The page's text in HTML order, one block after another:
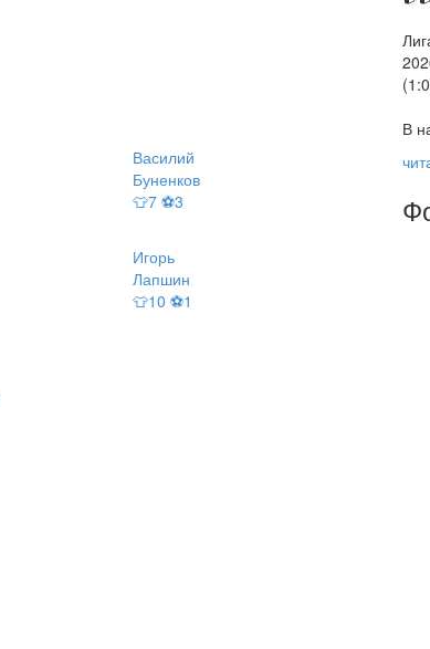
Василий
Буненков
👕7 ⚽3
Игорь
Лапшин
👕10 ⚽1
В